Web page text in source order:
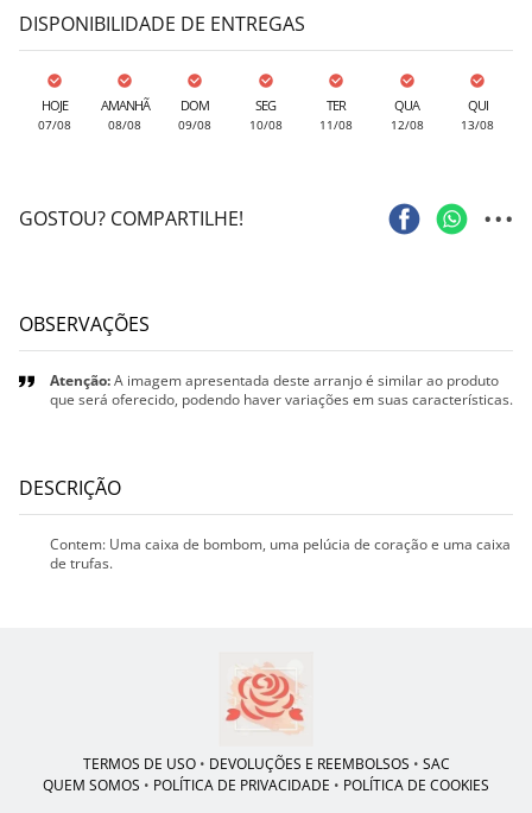
DISPONIBILIDADE DE ENTREGAS
HOJE
07/08
AMANHÃ
08/08
DOM
09/08
SEG
10/08
TER
11/08
QUA
12/08
QUI
13/08
GOSTOU? COMPARTILHE! ...
OBSERVAÇÕES
Atenção:A imagem apresentada deste arranjo é similar ao produto
que será oferecido, podendo haver variações em suas características.
DESCRIÇÃO
Contem: Uma caixa de bombom, uma pelúcia de coração e uma caixa
de trufas.
TERMOS DE USO• DEVOLUÇÕES E REEMBOLSOS • SAC
QUEM SOMOS • POLÍTICA DE PRIVACIDADE • POLÍTICA DE COOKIES